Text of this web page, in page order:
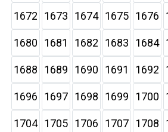
1672 1673 1674 1675 1676
1680 1681 1682 1683 1684
1688 1689 1690 1691 1692
1696 1697 1698 1699 1700
1704 1705 1706 1707 1708